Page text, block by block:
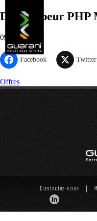
Développeur PHP
09.30.2021
Facebook Twitter
Offres
Contactez-nous